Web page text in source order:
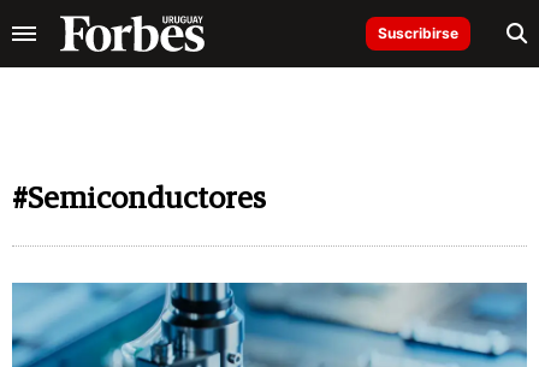
Suscribirse
#Semiconductores